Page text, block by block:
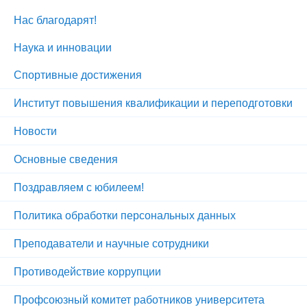
Нас благодарят!
Наука и инновации
Спортивные достижения
Институт повышения квалификации и переподготовки
Новости
Основные сведения
Поздравляем с юбилеем!
Политика обработки персональных данных
Преподаватели и научные сотрудники
Противодействие коррупции
Профсоюзный комитет работников университета